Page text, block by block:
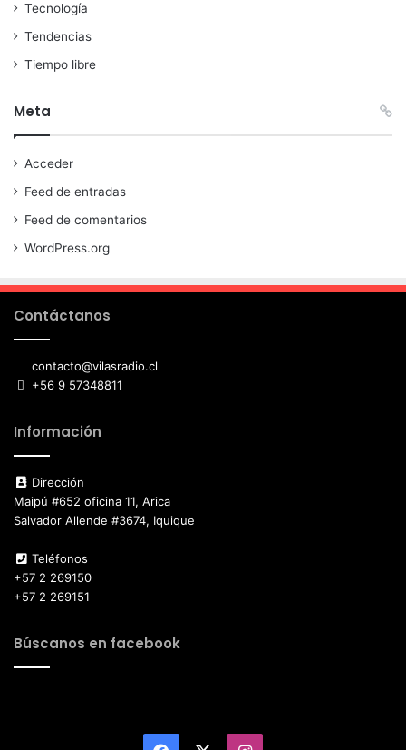
Tecnología
Tendencias
Tiempo libre
Meta
Acceder
Feed de entradas
Feed de comentarios
WordPress.org
Contáctanos
contacto@vilasradio.cl
+56 9 57348811
Información
Dirección
Maipú #652 oficina 11, Arica
Salvador Allende #3674, Iquique
Teléfonos
+57 2 269150
+57 2 269151
Búscanos en facebook